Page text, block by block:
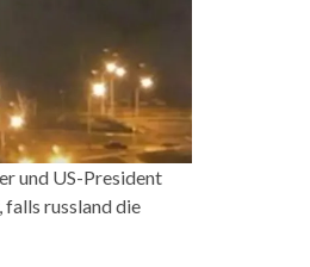
und US-President
falls russland die